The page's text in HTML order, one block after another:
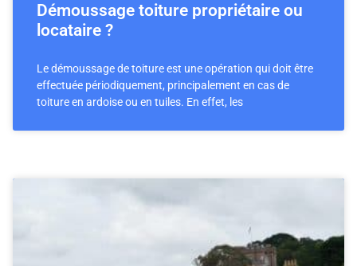
Démoussage toiture propriétaire ou
locataire ?
Le démoussage de toiture est une opération qui doit être
effectuée périodiquement, principalement en cas de
toiture en ardoise ou en tuiles. En effet, les